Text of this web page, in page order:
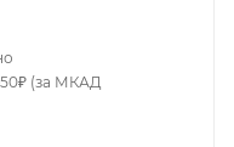
(за МКАД